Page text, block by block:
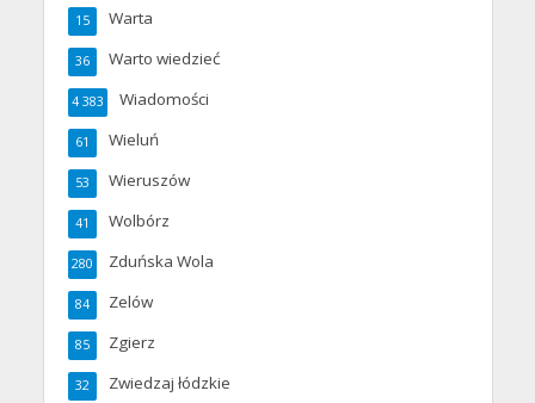
Warta
15
Warto wiedzieć
36
Wiadomości
4 383
Wieluń
61
Wieruszów
53
Wolbórz
41
Zduńska Wola
280
Zelów
84
Zgierz
85
Zwiedzaj łódzkie
32